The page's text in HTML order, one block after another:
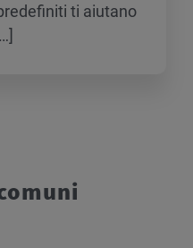
ti aiutano